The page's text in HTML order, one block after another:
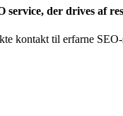
service, der drives af
kontakt til erfarne